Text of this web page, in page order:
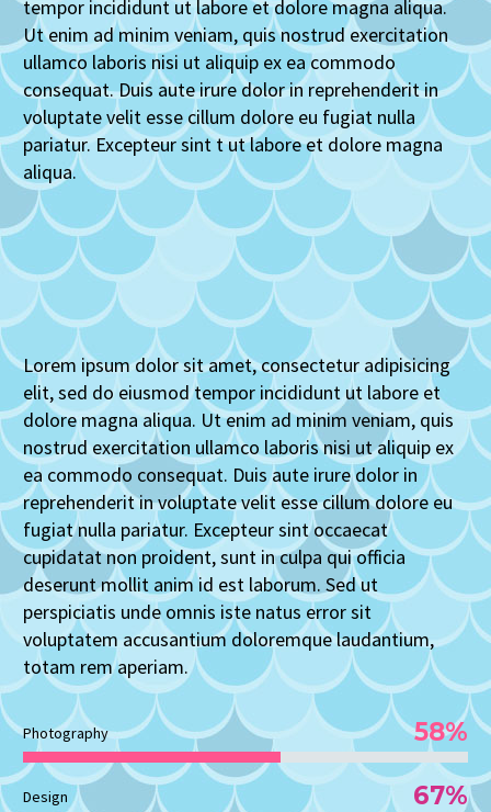
tempor incididunt ut labore et dolore magna aliqua.
Ut enim ad minim veniam, quis nostrud exercitation
ullamco laboris nisi ut aliquip ex ea commodo
consequat. Duis aute irure dolor in reprehenderit in
voluptate velit esse cillum dolore eu fugiat nulla
pariatur. Excepteur sint t ut labore et dolore magna
aliqua.
Lorem ipsum dolor sit amet, consectetur adipisicing
elit, sed do eiusmod tempor incididunt ut labore et
dolore magna aliqua. Ut enim ad minim veniam, quis
nostrud exercitation ullamco laboris nisi ut aliquip ex
ea commodo consequat. Duis aute irure dolor in
reprehenderit in voluptate velit esse cillum dolore eu
fugiat nulla pariatur. Excepteur sint occaecat
cupidatat non proident, sunt in culpa qui officia
deserunt mollit anim id est laborum. Sed ut
perspiciatis unde omnis iste natus error sit
voluptatem accusantium doloremque laudantium,
totam rem aperiam.
Photography 58%
Design 67%